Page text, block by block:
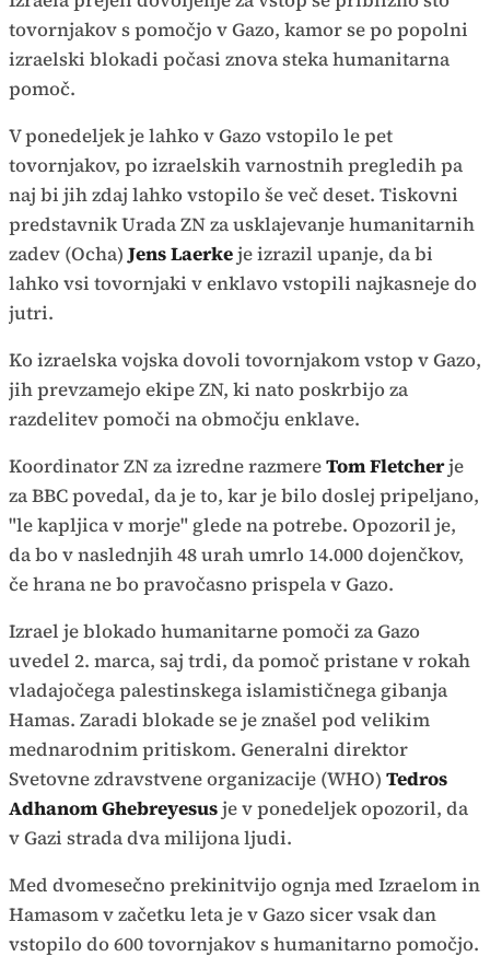
tovornjakov s pomočjo v Gazo, kamor se po popolni
izraelski blokadi počasi znova steka humanitarna
pomoč.
V ponedeljek je lahko v Gazo vstopilo le pet
tovornjakov, po izraelskih varnostnih pregledih pa
naj bi jih zdaj lahko vstopilo še več deset. Tiskovni
predstavnik Urada ZN za usklajevanje humanitarnih
zadev (Ocha) Jens Laerkeje izrazil upanje, da bi
lahko vsi tovornjaki v enklavo vstopili najkasneje do
jutri.
Ko izraelska vojska dovoli tovornjakom vstop v Gazo,
jih prevzamejo ekipe ZN, ki nato poskrbijo za
razdelitev pomoči na območju enklave.
Koordinator ZN za izredne razmereTom Fletcherje
za BBC povedal, da je to, kar je bilo doslej pripeljano,
"le kapljica v morje" glede na potrebe. Opozoril je,
da bo v naslednjih 48 urah umrlo 14.000 dojenčkov,
če hrana ne bo pravočasno prispela v Gazo.
Izrael je blokado humanitarne pomoči za Gazo
uvedel 2. marca, saj trdi, da pomoč pristane v rokah
vladajočega palestinskega islamističnega gibanja
Hamas. Zaradi blokade se je znašel pod velikim
mednarodnim pritiskom. Generalni direktor
Svetovne zdravstvene organizacije (WHO) Tedros
Adhanom Ghebreyesusje v ponedeljek opozoril, da
v Gazi strada dva milijona ljudi.
Med dvomesečno prekinitvijo ognja med Izraelom in
Hamasom v začetku leta je v Gazo sicer vsak dan
vstopilo do 600 tovornjakov s humanitarno pomočjo.